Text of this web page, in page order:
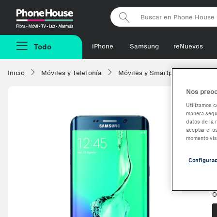
Phonehouse
Todo iPhone Samsung reNuevos
Inicio Móviles y Telefonía Móviles y Smartphones
Nos
Utilizamos
manera
datos de la
aceptar el
momento